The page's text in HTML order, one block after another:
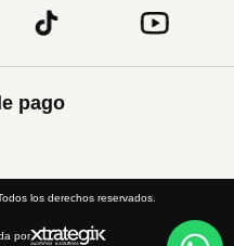
pago
los derechos reservados.
por